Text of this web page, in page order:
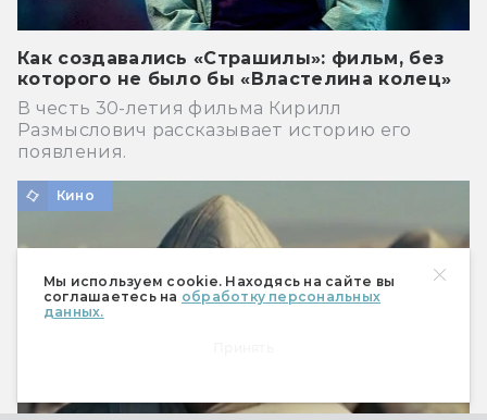
Мы используем cookie. Находясь на сайте вы
соглашаетесь на обработку персональных
данных.
Как создавались «Страшилы»: фильм, без
которого не было бы «Властелина колец»
В честь 30-летия фильма Кирилл
Размыслович рассказывает историю его
появления.
Кино